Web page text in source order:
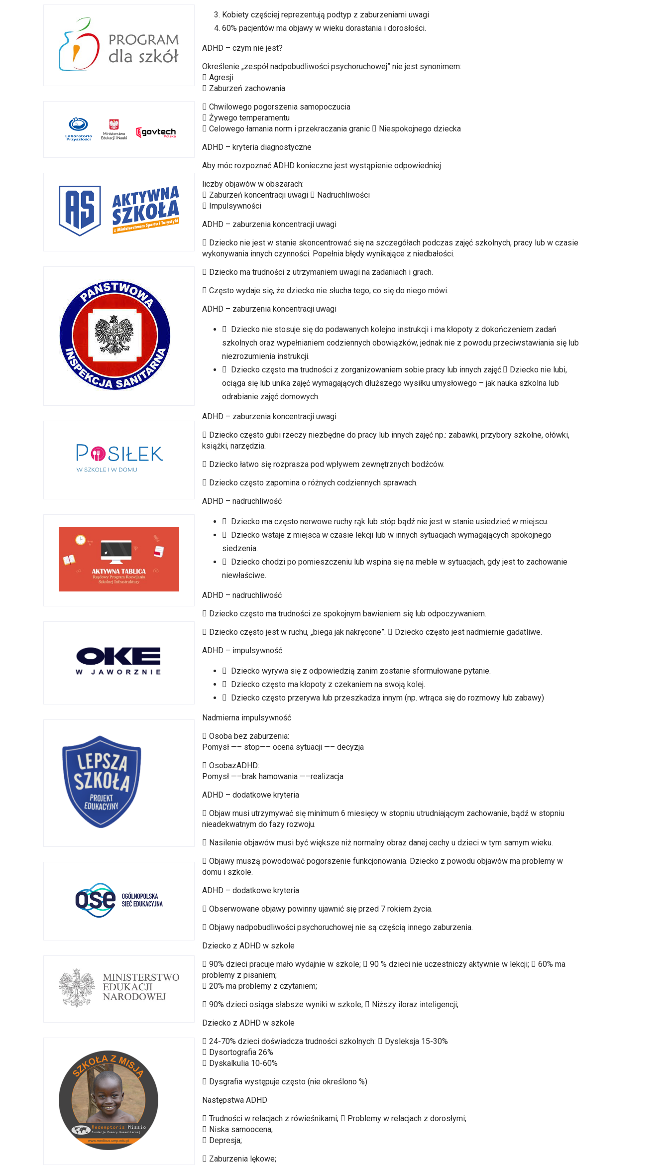
Kobiety częściej reprezentują podtyp z zaburzeniami uwagi
60% pacjentów ma objawy w wieku dorastania i dorosłości.
ADHD – czym nie jest?
Określenie „zespół nadpobudliwości psychoruchowej” nie jest synonimem:
 Agresji
 Zaburzeń zachowania
 Chwilowego pogorszenia samopoczucia
 Żywego temperamentu
 Celowego łamania norm i przekraczania granic  Niespokojnego dziecka
ADHD – kryteria diagnostyczne
Aby móc rozpoznać ADHD konieczne jest wystąpienie odpowiedniej
liczby objawów w obszarach:
 Zaburzeń koncentracji uwagi  Nadruchliwości
 Impulsywności
ADHD – zaburzenia koncentracji uwagi
 Dziecko nie jest w stanie skoncentrować się na szczegółach podczas zajęć szkolnych, pracy lub w czasie
wykonywania innych czynności. Popełnia błędy wynikające z niedbałości.
 Dziecko ma trudności z utrzymaniem uwagi na zadaniach i grach.
 Często wydaje się, że dziecko nie słucha tego, co się do niego mówi.
ADHD – zaburzenia koncentracji uwagi
 Dziecko nie stosuje się do podawanych kolejno instrukcji i ma kłopoty z dokończeniem zadań
szkolnych oraz wypełnianiem codziennych obowiązków, jednak nie z powodu przeciwstawiania się lub
niezrozumienia instrukcji.
 Dziecko często ma trudności z zorganizowaniem sobie pracy lub innych zajęć. Dziecko nie lubi,
ociąga się lub unika zajęć wymagających dłuższego wysiłku umysłowego – jak nauka szkolna lub
odrabianie zajęć domowych.
ADHD – zaburzenia koncentracji uwagi
 Dziecko często gubi rzeczy niezbędne do pracy lub innych zajęć np.: zabawki, przybory szkolne, ołówki,
książki, narzędzia.
 Dziecko łatwo się rozprasza pod wpływem zewnętrznych bodźców.
 Dziecko często zapomina o różnych codziennych sprawach.
ADHD – nadruchliwość
 Dziecko ma często nerwowe ruchy rąk lub stóp bądź nie jest w stanie usiedzieć w miejscu.
 Dziecko wstaje z miejsca w czasie lekcji lub w innych sytuacjach wymagających spokojnego
siedzenia.
 Dziecko chodzi po pomieszczeniu lub wspina się na meble w sytuacjach, gdy jest to zachowanie
niewłaściwe.
ADHD – nadruchliwość
 Dziecko często ma trudności ze spokojnym bawieniem się lub odpoczywaniem.
 Dziecko często jest w ruchu, „biega jak nakręcone”.  Dziecko często jest nadmiernie gadatliwe.
ADHD – impulsywność
 Dziecko wyrywa się z odpowiedzią zanim zostanie sformułowane pytanie.
 Dziecko często ma kłopoty z czekaniem na swoją kolej.
 Dziecko często przerywa lub przeszkadza innym (np. wtrąca się do rozmowy lub zabawy)
Nadmierna impulsywność
 Osoba bez zaburzenia:
Pomysł —– stop—– ocena sytuacji —– decyzja
 OsobazADHD:
Pomysł —–brak hamowania —–realizacja
ADHD – dodatkowe kryteria
 Objaw musi utrzymywać się minimum 6 miesięcy w stopniu utrudniającym zachowanie, bądź w stopniu
nieadekwatnym do fazy rozwoju.
 Nasilenie objawów musi być większe niż normalny obraz danej cechy u dzieci w tym samym wieku.
 Objawy muszą powodować pogorszenie funkcjonowania. Dziecko z powodu objawów ma problemy w
domu i szkole.
ADHD – dodatkowe kryteria
 Obserwowane objawy powinny ujawnić się przed 7 rokiem życia.
 Objawy nadpobudliwości psychoruchowej nie są częścią innego zaburzenia.
Dziecko z ADHD w szkole
 90% dzieci pracuje mało wydajnie w szkole;  90 % dzieci nie uczestniczy aktywnie w lekcji;  60% ma
problemy z pisaniem;
 20% ma problemy z czytaniem;
 90% dzieci osiąga słabsze wyniki w szkole;  Niższy iloraz inteligencji;
Dziecko z ADHD w szkole
 24-70% dzieci doświadcza trudności szkolnych:  Dysleksja 15-30%
 Dysortografia 26%
 Dyskalkulia 10-60%
 Dysgrafia występuje często (nie określono %)
Następstwa ADHD
 Trudności w relacjach z rówieśnikami;  Problemy w relacjach z dorosłymi;
 Niska samoocena;
 Depresja;
 Zaburzenia lękowe;